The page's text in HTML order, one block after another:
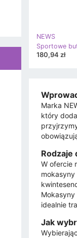
NEWS
180,94 zł
Marka
który
Rodzaje
W ofercie
Mokasyny
idealnie
Jak